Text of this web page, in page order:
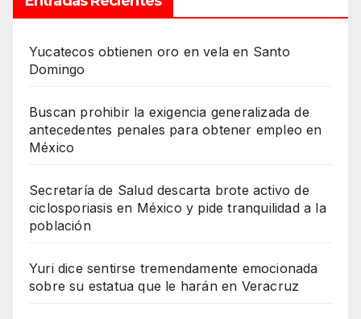
Yucatecos obtienen oro en vela en Santo
Domingo
Buscan prohibir la exigencia generalizada de
antecedentes penales para obtener empleo en
México
Secretaría de Salud descarta brote activo de
ciclosporiasis en México y pide tranquilidad a la
población
Yuri dice sentirse tremendamente emocionada
sobre su estatua que le harán en Veracruz